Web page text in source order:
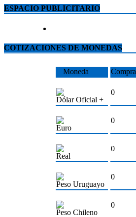
ESPACIO PUBLICITARIO
COTIZACIONES DE MONEDAS
Moneda Compra
Dólar Oficial +
0
Euro
0
Real
0
Peso Uruguayo
0
Peso Chileno
0